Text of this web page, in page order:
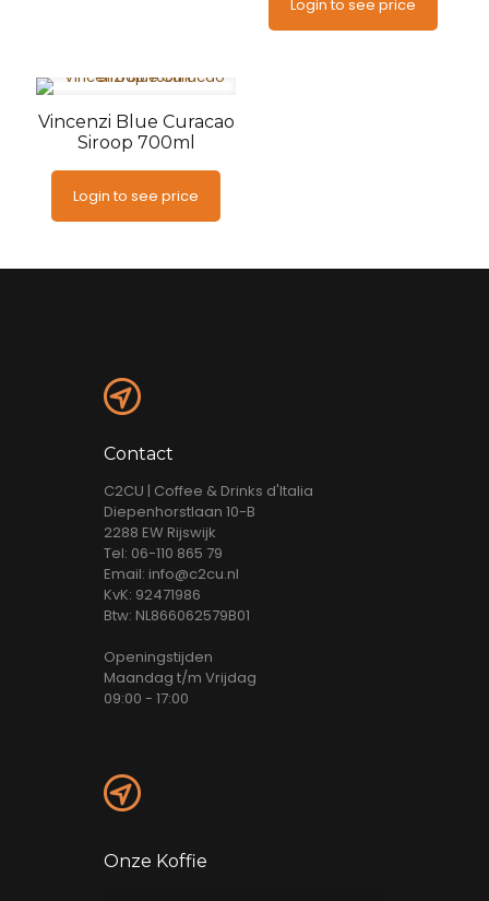
Login to see price
Vincenzi Blue Curacao
Siroop 700ml
Login to see price
Contact
C2CU | Coffee & Drinks d'Italia
Diepenhorstlaan 10-B
2288 EW Rijswijk
Tel: 06-110 865 79
Email: info@c2cu.nl
KvK: 92471986
Btw: NL866062579B01
Openingstijden
Maandag t/m Vrijdag
09:00 - 17:00
Onze Koffie